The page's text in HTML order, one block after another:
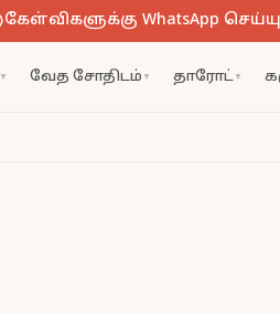
கேள்விகளுக்கு WhatsApp
▼ வேத சோதிடம் ▼ தாரோட் ▼